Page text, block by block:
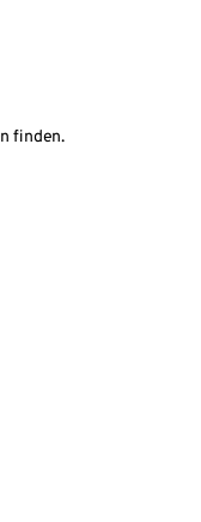
finden.